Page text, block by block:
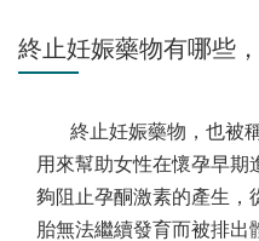
終止妊娠藥物有哪些
終止妊娠藥物，也被
用來幫助女性在懷孕早期
夠阻止孕酮激素的產生，
胎無法繼續發育而被排